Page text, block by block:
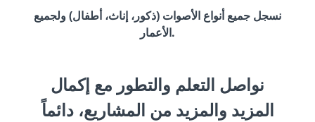
نسجل جميع أنواع الأصوات (ذكور، إناث، أطفال) ولجميع
الأعمار.
نواصل التعلم والتطور مع إكمال
المزيد والمزيد من المشاريع، دائماً